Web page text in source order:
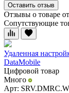
Оставить отзыв
Отзывы о товаре
Сопутствующие
Удаленная
DataMobile
Цифровой товар
Много
Арт: